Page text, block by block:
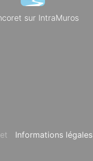
sur IntraMuros
Informations légales